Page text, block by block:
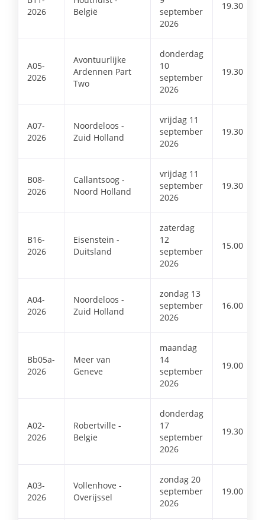
2026
België
september
2026
19.30
A05-
2026
Avontuurlijke
Ardennen Part
Two
donderdag
10
september
2026
19.30
A07-
2026
Noordeloos -
Zuid Holland
vrijdag 11
september
2026
19.30
B08-
2026
Callantsoog -
Noord Holland
vrijdag 11
september
2026
19.30
B16-
2026
Eisenstein -
Duitsland
zaterdag
12
september
2026
15.00
A04-
2026
Noordeloos -
Zuid Holland
zondag 13
september
2026
16.00
Bb05a-
2026
Meer van
Geneve
maandag
14
september
2026
19.00
A02-
2026
Robertville -
Belgie
donderdag
17
september
2026
19.30
A03-
2026
Vollenhove -
Overijssel
zondag 20
september
2026
19.00